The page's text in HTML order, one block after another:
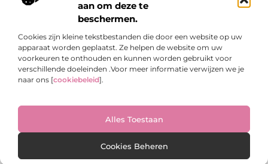
aan om deze te
beschermen.
Cookies zijn kleine tekstbestanden die door een website op uw
apparaat worden geplaatst. Ze helpen de website om uw
voorkeuren te onthouden en kunnen worden gebruikt voor
verschillende doeleinden .Voor meer informatie verwijzen we je
naar ons [cookiebeleid].
Alles Toestaan
Cookies Beheren
Bericht categorie
Onze informatie
@2025 www.bibianharmsen.nl. All Right Reserved.